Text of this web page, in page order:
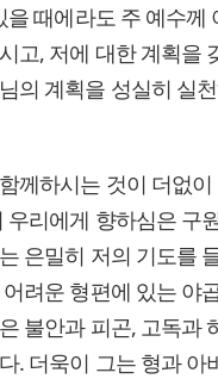
때에라도 주 예수께
고, 저에 대한 계획을
의 계획을 성실히 실
께하시는 것이 더없
우리에게 향하심은 구
은밀히 저의 기도를
려운 형편에 있는 야
불안과 피곤, 고독과
. 더욱이 그는 형과 아